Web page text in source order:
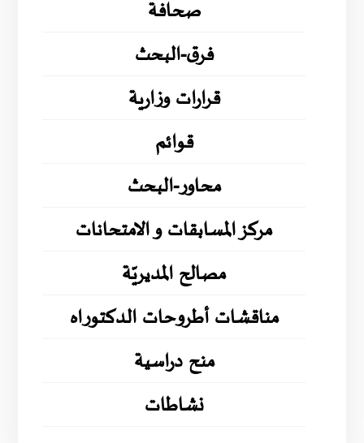
صحافة
فرق-البحث
قرارات وزارية
قوائم
محاور-البحث
مركز المسابقات و الامتحانات
مصالح المديريّة
مناقشات أطروحات الدكتوراه
منح دراسية
نشاطات